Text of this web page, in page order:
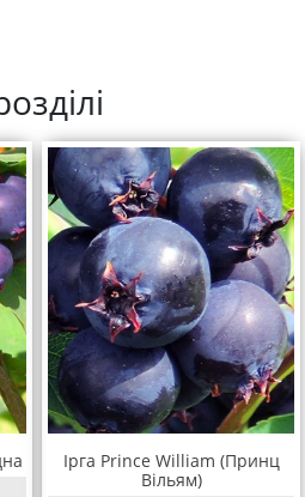
Ірга Prince William (Принц
Вільям)